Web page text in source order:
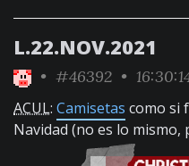
L.22.NOV.2021
• #46392 •
ACUL: Camisetas como si
Navidad (no es lo mismo,